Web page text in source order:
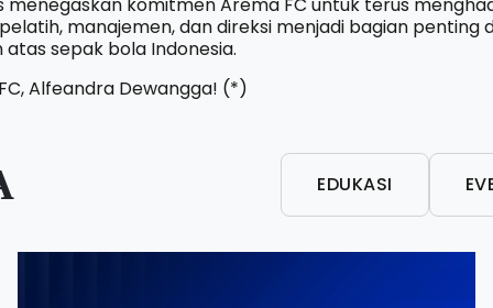
manajemen, dan direksi menjadi bagian
sepak bola Indonesia.
Alfeandra Dewangga! (*)
EDUKASI